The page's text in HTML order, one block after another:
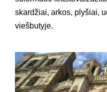
skardžiai, arkos, plyšiai,
viešbutyje.